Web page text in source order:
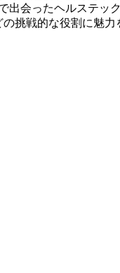
出会ったヘルステッ
挑戦的な役割に魅力